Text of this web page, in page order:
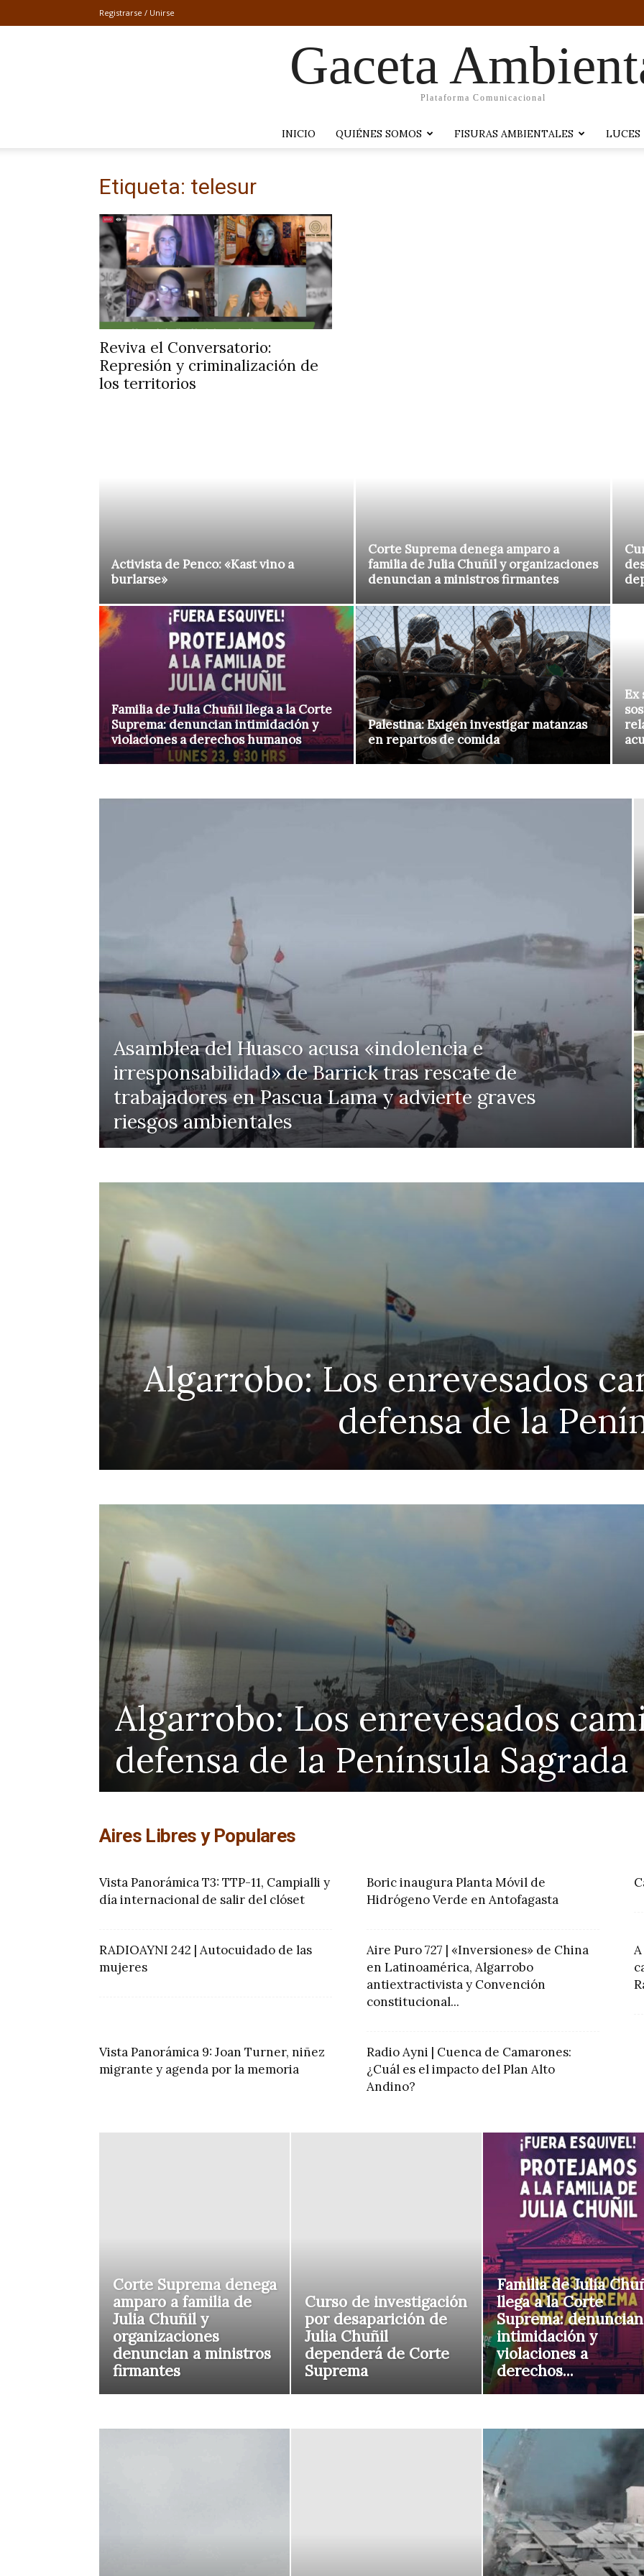
Registrarse / Unirse
Gaceta
Plataforma Comunicacional
INICIO QUIÉNES SOMOS FISURAS AMBIENTALES LUCES
Etiqueta: telesur
Reviva el Conversatorio:
Represión y criminalización de
los territorios
Activista de Penco: «Kast vino a
burlarse»
Corte Suprema denega amparo a
familia de Julia Chuñil y organizaciones
denuncian a ministros firmantes
Familia de Julia Chuñil llega a la Corte
Suprema: denuncian intimidación y
violaciones a derechos humanos
Palestina: Exigen investigar matanzas
en repartos de comida
Ex
Asamblea del Huasco acusa «indolencia e
irresponsabilidad» de Barrick tras rescate de
trabajadores en Pascua Lama y advierte graves
riesgos ambientales
Algarrobo: Los enrevesados
defensa de la
Colegio de profesores
protección a docentes a un
de Katherine Yoma
Aires Libres y Populares
Vista Panorámica T3: TTP-11, Campialli y
día internacional de salir del clóset
Boric inaugura Planta Móvil de
Hidrógeno Verde en Antofagasta
RADIOAYNI 242 | Autocuidado de las
mujeres
Aire Puro 727 | «Inversiones» de China
en Latinoamérica, Algarrobo
antiextractivista y Convención
constitucional...
Vista Panorámica 9: Joan Turner, niñez
migrante y agenda por la memoria
Radio Ayni | Cuenca de Camarones:
¿Cuál es el impacto del Plan Alto
Andino?
Corte Suprema denega
amparo a familia de
Julia Chuñil y
organizaciones
denuncian a ministros
firmantes
Curso de investigación
por desaparición de
Julia Chuñil
dependerá de Corte
Suprema
Familia de Julia
llega a la Corte
Suprema: denuncian
intimidación y
violaciones a
derechos...